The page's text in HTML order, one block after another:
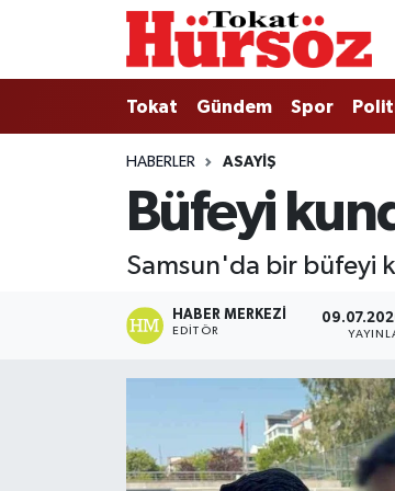
Tokat Gündem Spor
HABERLER ASAYIŞ
Büfeyi
Samsun'da bir büfeyi
HABER MERKEZI
EDITÖR
Tokat
Türkiye Gündemi
Gündem
Nöbetçi Eczaneler
Hava Durumu
Tokat Namaz Vakitleri
Süper Lig Puan Durumu ve Fikstür
Son Dakika Haberleri
Haber Arşivi